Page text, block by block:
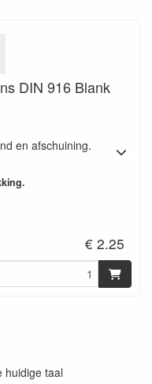
DIN 916 Blank
en afschuining.
€ 2.25
huidige taal